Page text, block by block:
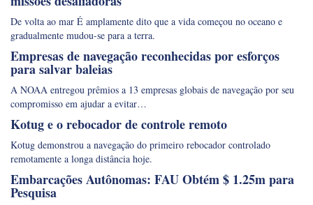
De volta ao mar É amplamente dito que a vida começou no oceano e
gradualmente mudou-se para a terra.
Empresas de navegação reconhecidas por esforços
para salvar baleias
A NOAA entregou prêmios a 13 empresas globais de navegação por seu
compromisso em ajudar a evitar…
Kotug e o rebocador de controle remoto
Kotug demonstrou a navegação do primeiro rebocador controlado
remotamente a longa distância hoje.
Embarcações Autônomas: FAU Obtém $ 1.25m para
Pesquisa